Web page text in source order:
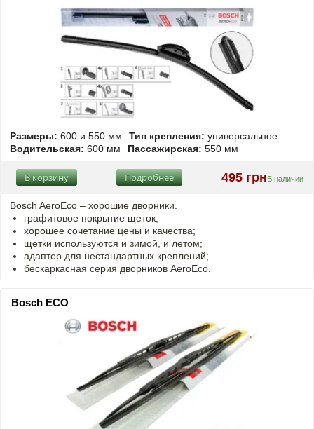
Размеры: 600 и 550 мм Тип крепления: универсальное
Водительская: 600 мм Пассажирская: 550 мм
495 грнВ наличии
Подробнее
В корзину
Bosch AeroEco – хорошие дворники.
графитовое покрытие щеток;
хорошее сочетание цены и качества;
щетки используются и зимой, и летом;
адаптер для нестандартных креплений;
бескаркасная серия дворников AeroEco.
Bosch ECO